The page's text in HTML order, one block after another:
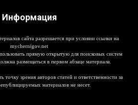
Информация
сайта разрешается при условии ссылки на
mychernigov.net
прямую открытую для поисковых систем
размещаться в первом абзаце материала.
точку зрения авторов статей и ответственности за
материалов не несет.